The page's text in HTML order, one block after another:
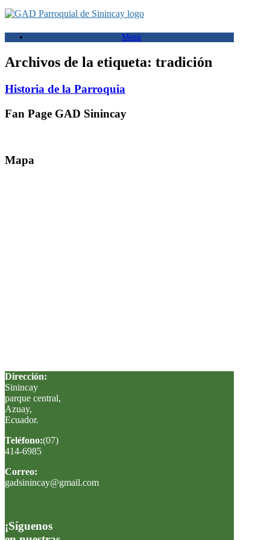
Saltar
al
contenido
Menú
Archivos de la etiqueta: tradición
Historia de la Parroquia
Fan Page GAD Sinincay
Mapa
Dirección:
Sinincay
parque central,
Azuay,
Ecuador.
Teléfono:(07)
414-6985
Correo:
gadsinincay@gmail.com
¡Síguenos